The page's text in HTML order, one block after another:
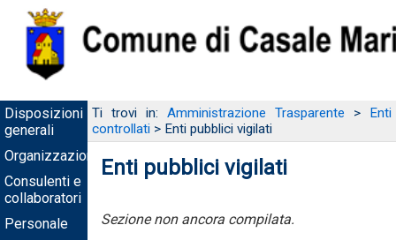
Disposizioni
generali
Organizzazione
Consulenti e
collaboratori
Personale
Ti trovi in: Amministrazione Trasparente > Enti
controllati > Enti pubblici vigilati
Enti pubblici vigilati
Sezione non ancora compilata.